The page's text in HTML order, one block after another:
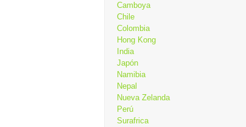
Camboya
Chile
Colombia
Hong Kong
India
Japón
Namibia
Nepal
Nueva Zelanda
Perú
Surafrica